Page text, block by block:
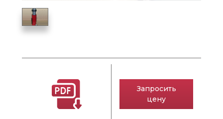
Запросить
цену